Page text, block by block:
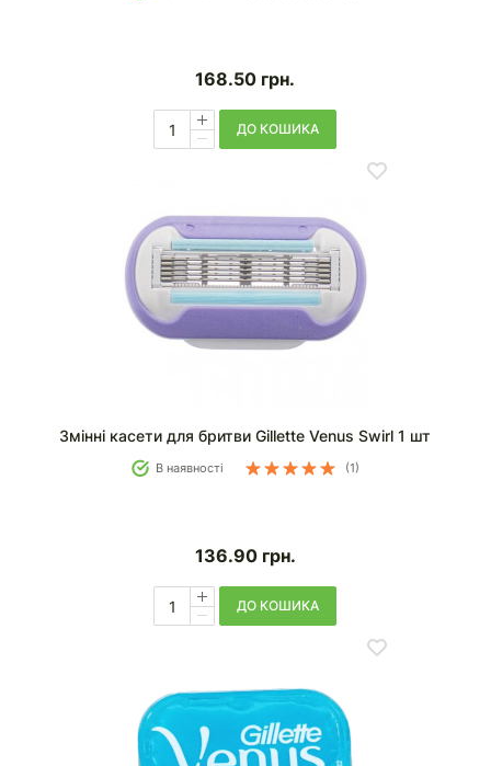
168.50 грн.
ДО КОШИКА
Змінні касети для бритви Gillette Venus Swirl 1 шт
В наявності (1)
136.90 грн.
ДО КОШИКА